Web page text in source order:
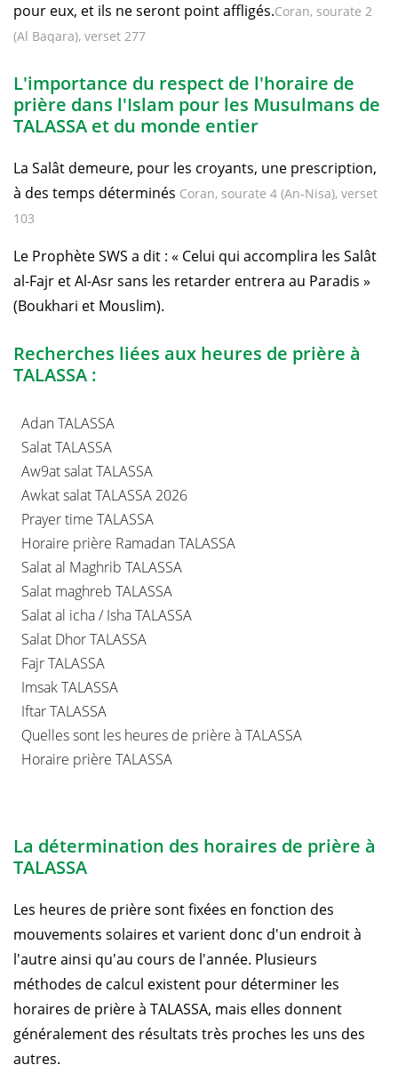
pour eux, et ils ne seront point affligés.Coran, sourate 2
(Al Baqara), verset 277
L'importance du respect de l'horaire de
prière dans l'Islam pour les Musulmans de
TALASSA et du monde entier
La Salât demeure, pour les croyants, une prescription,
à des temps déterminés Coran, sourate 4 (An-Nisa), verset
103
Le Prophète SWS a dit : « Celui qui accomplira les Salât
al-Fajr et Al-Asr sans les retarder entrera au Paradis »
(Boukhari et Mouslim).
Recherches liées aux heures de prière à
TALASSA :
Adan TALASSA
Salat TALASSA
Aw9at salat TALASSA
Awkat salat TALASSA 2026
Prayer time TALASSA
Horaire prière Ramadan TALASSA
Salat al Maghrib TALASSA
Salat maghreb TALASSA
Salat al icha / Isha TALASSA
Salat Dhor TALASSA
Fajr TALASSA
Imsak TALASSA
Iftar TALASSA
Quelles sont les heures de prière à TALASSA
Horaire prière TALASSA
La détermination des horaires de prière à
TALASSA
Les heures de prière sont fixées en fonction des
mouvements solaires et varient donc d'un endroit à
l'autre ainsi qu'au cours de l'année. Plusieurs
méthodes de calcul existent pour déterminer les
horaires de prière à TALASSA, mais elles donnent
généralement des résultats très proches les uns des
autres.